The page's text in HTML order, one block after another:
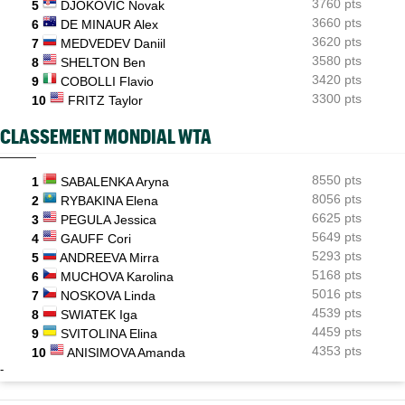
07:10
ATP - Cincinnati
Jannik Sinner gêné au genou... inquiétude avant Cincinnati
5
DJOKOVIC Novak
3760 pts
6
DE MINAUR Alex
3660 pts
7
MEDVEDEV Daniil
3620 pts
8
SHELTON Ben
3580 pts
9
COBOLLI Flavio
3420 pts
10
FRITZ Taylor 3300 pts
CLASSEMENT MONDIAL WTA
1 SABALENKA Aryna
8550 pts
2
RYBAKINA Elena
8056 pts
3
PEGULA Jessica
6625 pts
4
GAUFF Cori
5649 pts
5
ANDREEVA Mirra
5293 pts
6
MUCHOVA Karolina
5168 pts
7
NOSKOVA Linda
5016 pts
8
SWIATEK Iga
4539 pts
9
SVITOLINA Elina
4459 pts
10
ANISIMOVA Amanda 4353 pts
-